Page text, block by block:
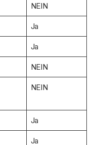
NEIN
Ja
Ja
NEIN
NEIN
Ja
Ja